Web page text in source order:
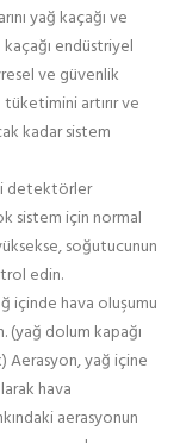
yağ kaçağı ve
endüstriyel
ve güvenlik
tüketimini artırır ve
kadar sistem
detektörler
sistem için normal
yüksekse, soğutucunun
edin.
içinde hava oluşumu
(yağ dolum kapağı
Aerasyon, yağ içine
hava
aerasyonun